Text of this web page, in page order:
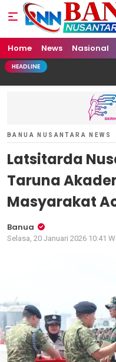
Banua Nusantara News
Home News Nasional
HEADLINE
BANUA NUSANTARA NEWS
Latsitarda
Taruna
Masyarakat
Banua
Selasa, 20 Januari 2026 10:41